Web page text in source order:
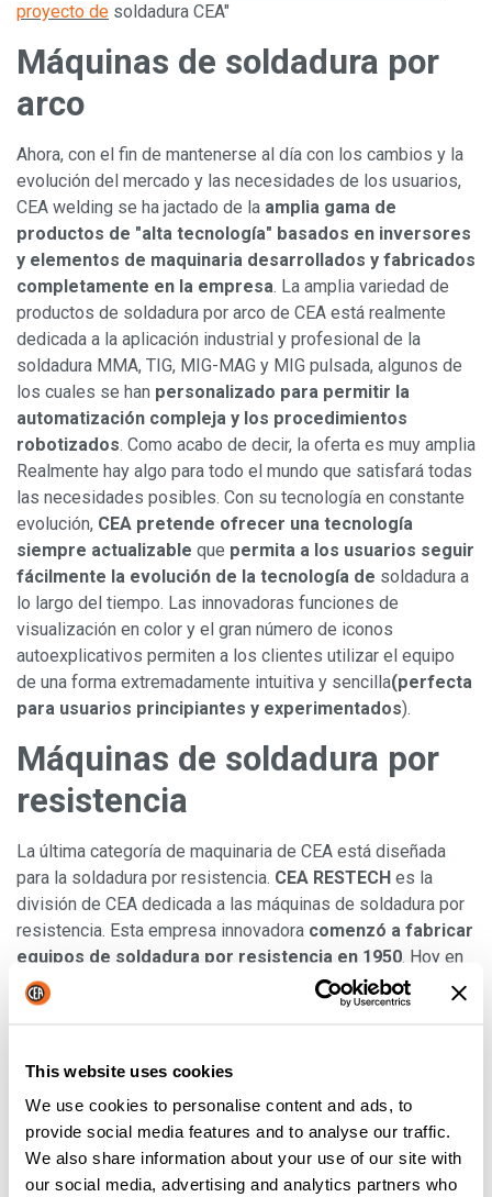
This website uses cookies
We use cookies to personalise content and ads, to
provide social media features and to analyse our traffic.
We also share information about your use of our site with
our social media, advertising and analytics partners who
proyecto de soldadura CEA"
Máquinas de soldadura por
arco
Ahora, con el fin de mantenerse al día con los cambios y la
evolución del mercado y las necesidades de los usuarios,
CEA welding se ha jactado de la amplia gama de
productos de "alta tecnología" basados en inversores
y elementos de maquinaria desarrollados y fabricados
completamente en la empresa. La amplia variedad de
productos de soldadura por arco de CEA está realmente
dedicada a la aplicación industrial y profesional de la
soldadura MMA, TIG, MIG-MAG y MIG pulsada, algunos de
los cuales se han personalizado para permitir la
automatización compleja y los procedimientos
robotizados. Como acabo de decir, la oferta es muy amplia
Realmente hay algo para todo el mundo que satisfará todas
las necesidades posibles. Con su tecnología en constante
evolución, CEA pretende ofrecer una tecnología
siempre actualizable que permita a los usuarios seguir
fácilmente la evolución de la tecnología de soldadura a
lo largo del tiempo. Las innovadoras funciones de
visualización en color y el gran número de iconos
autoexplicativos permiten a los clientes utilizar el equipo
de una forma extremadamente intuitiva y sencilla(perfecta
para usuarios principiantes y experimentados).
Máquinas de soldadura por
resistencia
La última categoría de maquinaria de CEA está diseñada
para la soldadura por resistencia. CEA RESTECH es la
división de CEA dedicada a las máquinas de soldadura por
resistencia. Esta empresa innovadora comenzó a fabricar
equipos de soldadura por resistencia en 1950. Hoy en
día, CEA RESTECH es
única por su extensa gama de
productos
de resistencia y ofrece una gama muy amplia
componentes para integradores. En el ámbito de la
soldadura por puntos y por proyección, soldadoras a
tope, soldadoras por costura, sistemas de soldadura
robotizados multiejes y equipos personalizados.